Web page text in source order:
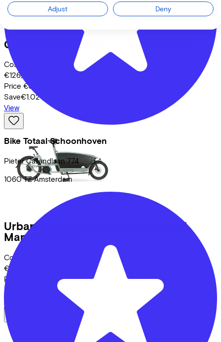
Bike Totaal Schoonhoven
Pieter Callandlaan 774
1060 TZ Amsterdam
Cube TRIKE CARGO HYBRID
Costs per month from
€126,59
Price €5.499,00
Save€1.021,87
View
Urban Arrow
FamilyNext Advanced
Manual
Costs per month from
€128,58
Price
€5.599,00
Save
View
Adjust Deny